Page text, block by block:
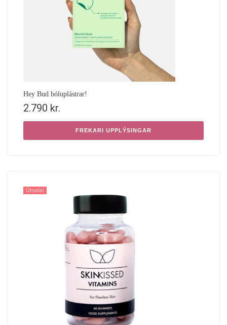
Hey Bud bóluplástrar!
2.790 kr.
FREKARI UPPLÝSINGAR
Útsala!